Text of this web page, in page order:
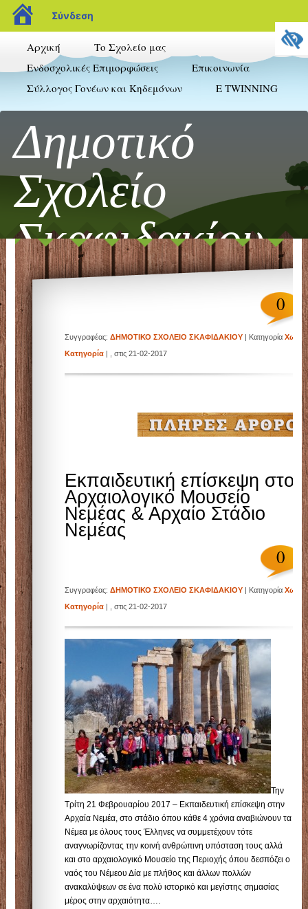
blogs.sch.gr
Σύνδεση
Αρχική
Το Σχολείο μας
Ενδοσχολικές Επιμορφώσεις
Επικοινωνία
Σύλλογος Γονέων και Κηδεμόνων
E TWINNING
Δημοτικό
Σχολείο
Σκαφιδακίου
0
Συγγραφέας:ΔΗΜΟΤΙΚΟ ΣΧΟΛΕΙΟ ΣΚΑΦΙΔΑΚΙΟΥ | ΚατηγορίαΧωρίς
Κατηγορία | , στις 21-02-2017
Εκπαιδευτική επίσκεψη στο
Αρχαιολογικό Μουσείο
Νεμέας & Αρχαίο Στάδιο
Νεμέας
0
Συγγραφέας:ΔΗΜΟΤΙΚΟ ΣΧΟΛΕΙΟ ΣΚΑΦΙΔΑΚΙΟΥ | ΚατηγορίαΧωρίς
Κατηγορία | , στις 21-02-2017
Την
Τρίτη 21 Φεβρουαρίου 2017 – Εκπαιδευτική επίσκεψη στην
Αρχαία Νεμέα, στο στάδιο όπου κάθε 4 χρόνια αναβιώνουν τα
Νέμεα με όλους τους Έλληνες να συμμετέχουν τότε
αναγνωρίζοντας την κοινή ανθρώπινη υπόσταση τους αλλά
και στο αρχαιολογικό Μουσείο της Περιοχής όπου δεσπόζει ο
ναός του Νέμεου Δία με πλήθος και άλλων πολλών
ανακαλύψεων σε ένα πολύ ιστορικό και μεγίστης σημασίας
μέρος στην αρχαιότητα….